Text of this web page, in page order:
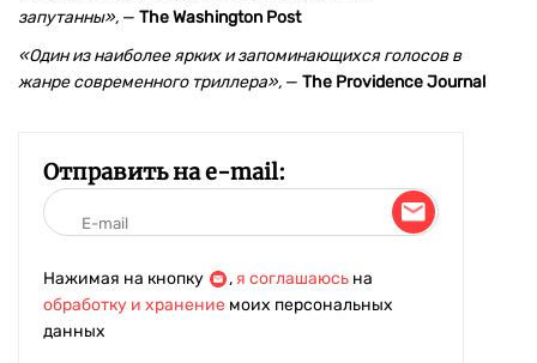
запутанны», — The Washington Post
«Один из наиболее ярких и запоминающихся голосов в
жанре современного триллера», — The Providence Journal
Отправить на e-mail:
Нажимая на кнопку , я соглашаюсь на
обработку и хранение моих персональных
данных